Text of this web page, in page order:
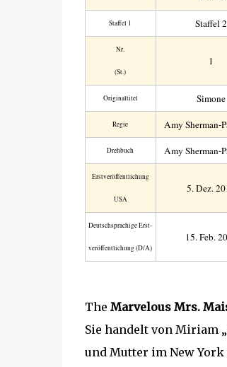
Staffel 1 Staffel 2
Nr.
(St.)
1
Original­titel Simone
Regie Amy Sherman-
Drehbuch Amy Sherman-
Erst­veröffent­lichung
USA
5. Dez.
Deutsch­sprachige Erst­
veröffent­lichung (D/A)
15. Feb.
The Marvelous Mrs.
Sie handelt von Miriam
und Mutter im New York